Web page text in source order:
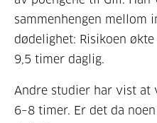
sammenhengen mellom
dødelighet: Risikoen
9,5 timer daglig.
Andre studier har vist at
6–8 timer. Er det da